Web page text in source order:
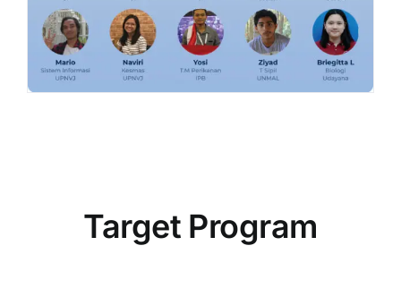
Target Program